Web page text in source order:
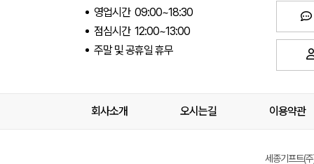
영업시간 09:00~18:30
점심시간 12:00~13:00
주말 및 공휴일 휴무
회사소개 오시는길 이용약관
세종기프트(